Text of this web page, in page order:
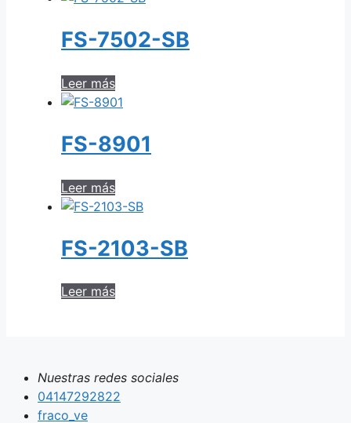
FS-7502-SB
Leer más
FS-8901
Leer más
FS-2103-SB
Leer más
Nuestras redes sociales
04147292822
fraco_ve